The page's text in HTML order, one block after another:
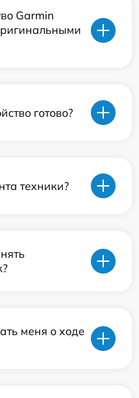
Garmin
готово?
техники?
меня о ходе